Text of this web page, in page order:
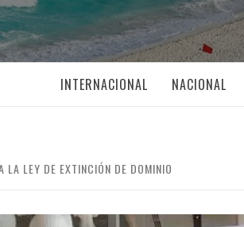
INTERNACIONAL NACIONAL
LA LEY DE EXTINCIÓN DE DOMINIO